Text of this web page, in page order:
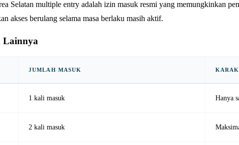
Selatan multiple entry adalah izin masuk resmi yang memungkinkan
akses berulang selama masa berlaku masih aktif.
Lainnya
JUMLAH MASUK
1 kali masuk Hanya
2 kali masuk